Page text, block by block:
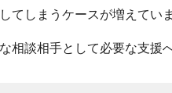
てしまうケースが増えていま
相談相手として必要な支援